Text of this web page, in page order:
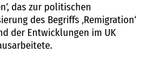
das zur politischen
des Begriffs ‚Remigration‘
der Entwicklungen im UK